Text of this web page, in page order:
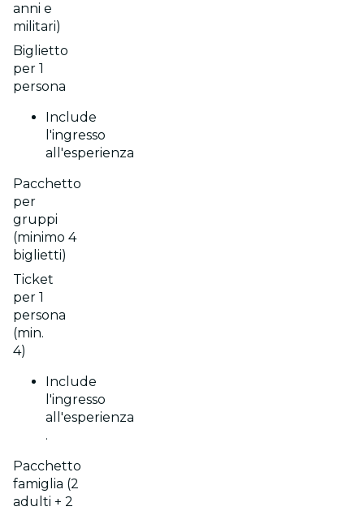
anni e
militari)
Biglietto
per 1
persona
Include
l'ingresso
all'esperienza
Pacchetto
per
gruppi
(minimo 4
biglietti)
Ticket
per 1
persona
(min.
4)
Include
l'ingresso
all'esperienza
.
Pacchetto
famiglia (2
adulti + 2